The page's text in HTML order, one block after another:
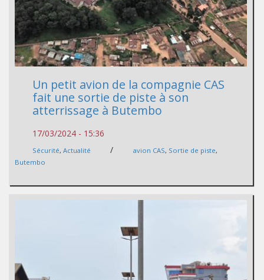
Un petit avion de la compagnie CAS
fait une sortie de piste à son
atterrissage à Butembo
17/03/2024 - 15:36
Sécurité, Actualité / avion CAS, Sortie de piste,
Butembo